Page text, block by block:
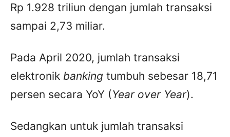
Rp 1.928 triliun dengan jumlah transaksi
sampai 2,73 miliar.
Pada April 2020, jumlah transaksi
elektronik banking tumbuh sebesar 18,71
persen secara YoY (Year over Year).
Sedangkan untuk jumlah transaksi